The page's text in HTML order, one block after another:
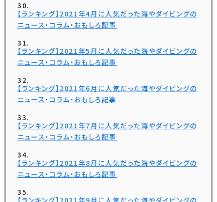
【ランキング】2021年4月に人気だった海やダイビングの
ニュース・コラム・おもしろ記事
【ランキング】2021年5月に人気だった海やダイビングの
ニュース・コラム・おもしろ記事
【ランキング】2021年6月に人気だった海やダイビングの
ニュース・コラム・おもしろ記事
【ランキング】2021年7月に人気だった海やダイビングの
ニュース・コラム・おもしろ記事
【ランキング】2021年8月に人気だった海やダイビングの
ニュース・コラム・おもしろ記事